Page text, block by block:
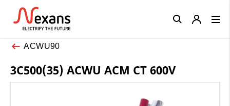
ACWU90
3C500(35) ACWU ACM CT 600V
Close